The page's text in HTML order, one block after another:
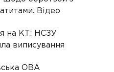
Відео
на КТ: НСЗУ
виписування
ОВА